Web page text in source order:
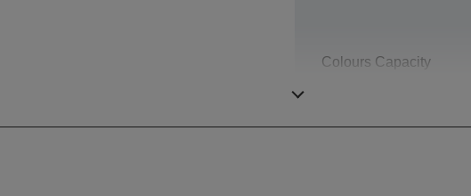
Colours Capacity